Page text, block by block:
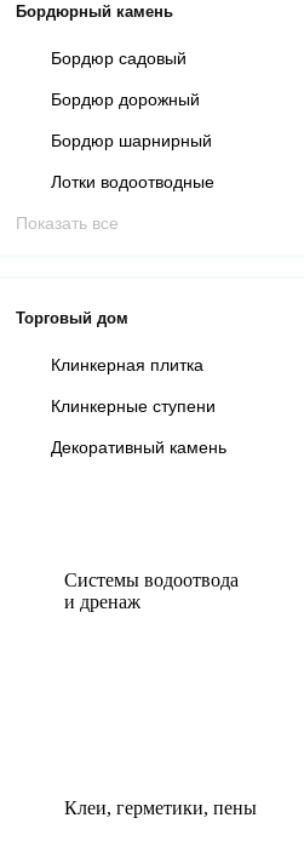
Бордюрный камень
Бордюр садовый
Бордюр дорожный
Бордюр шарнирный
Лотки водоотводные
Показать все
Торговый дом
Клинкерная плитка
Клинкерные ступени
Декоративный камень
Системы водоотвода
и дренаж
Клеи, герметики, пены